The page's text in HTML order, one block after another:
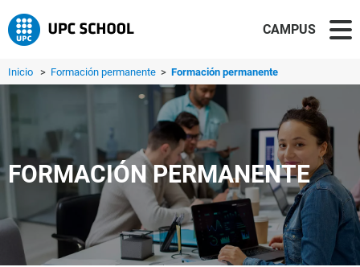
CAMPUS
Inicio > Formación permanente > Formación permanente
FORMACIÓN PERMANENTE